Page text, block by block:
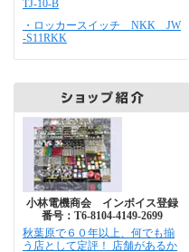
TJ-10-B
・ロッカースイッチ NKK JW
-S11RKK
小林電機商会 インボイス登録
番号：T6-8104-4149-2699
秋葉原で６０年以上、何でも揃
う店として定評！ 店舗があるか